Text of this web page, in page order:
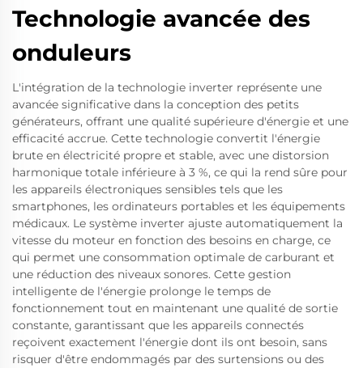
Technologie avancée des
onduleurs
L'intégration de la technologie inverter représente une
avancée significative dans la conception des petits
générateurs, offrant une qualité supérieure d'énergie et une
efficacité accrue. Cette technologie convertit l'énergie
brute en électricité propre et stable, avec une distorsion
harmonique totale inférieure à 3 %, ce qui la rend sûre pour
les appareils électroniques sensibles tels que les
smartphones, les ordinateurs portables et les équipements
médicaux. Le système inverter ajuste automatiquement la
vitesse du moteur en fonction des besoins en charge, ce
qui permet une consommation optimale de carburant et
une réduction des niveaux sonores. Cette gestion
intelligente de l'énergie prolonge le temps de
fonctionnement tout en maintenant une qualité de sortie
constante, garantissant que les appareils connectés
reçoivent exactement l'énergie dont ils ont besoin, sans
risquer d'être endommagés par des surtensions ou des